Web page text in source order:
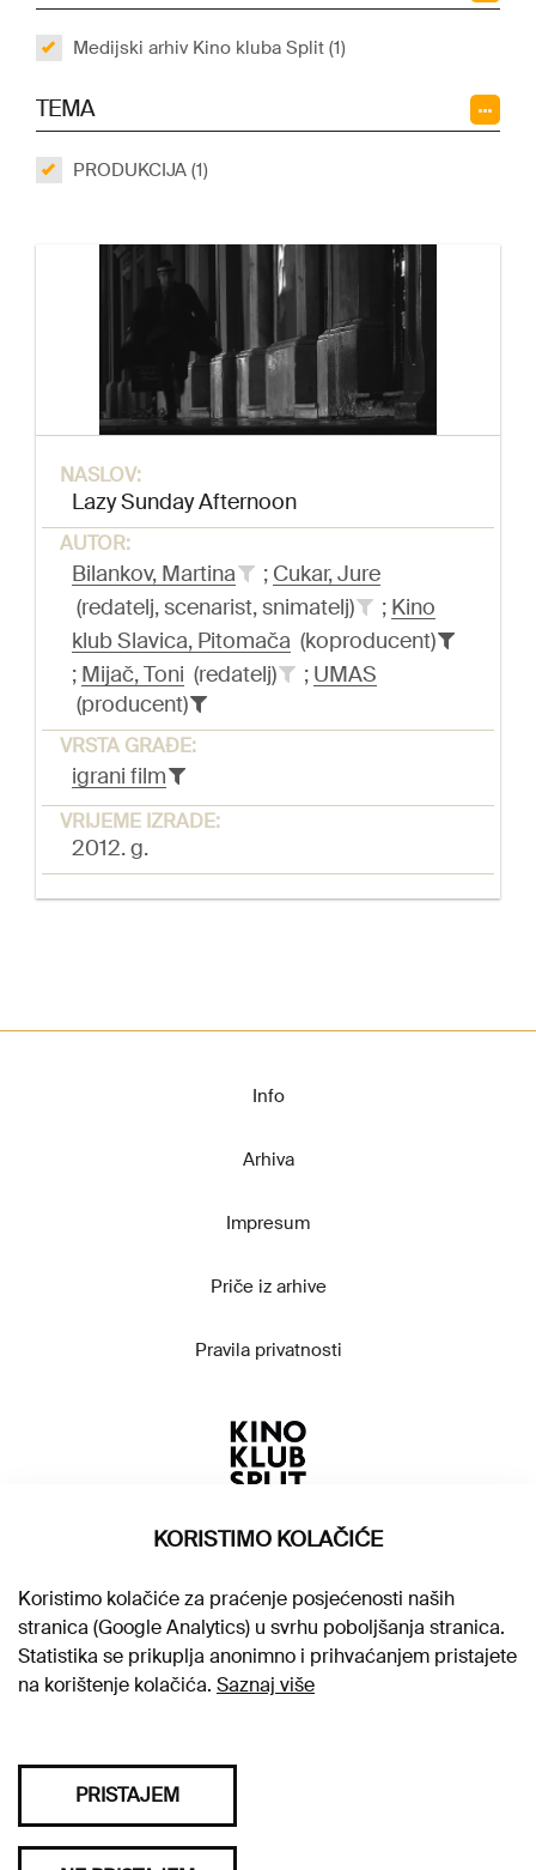
Medijski arhiv Kino kluba Split (1)
TEMA
PRODUKCIJA (1)
NASLOV:
Lazy Sunday Afternoon
AUTOR:
Bilankov, Martina ; Cukar, Jure
(redatelj, scenarist, snimatelj)
; Kino
klub Slavica, Pitomača (koproducent)
; Mijač, Toni (redatelj) ; UMAS
(producent)
VRSTA GRAĐE:
igrani film
VRIJEME IZRADE:
2012. g.
Info
Arhiva
Impresum
Priče iz arhive
Pravila privatnosti
KORISTIMO KOLAČIĆE
Koristimo kolačiće za praćenje posjećenosti naših
stranica (Google Analytics) u svrhu poboljšanja stranica.
Statistika se prikuplja anonimno i prihvaćanjem pristajete
na korištenje kolačića. Saznaj više
PRISTAJEM